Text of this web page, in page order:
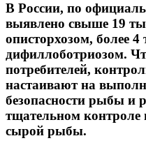
В России, по
выявлено свыше 19
описторхозом, более
дифиллоботриозом.
потребителей,
настаивают на
безопасности рыбы и
тщательном
сырой рыбы.